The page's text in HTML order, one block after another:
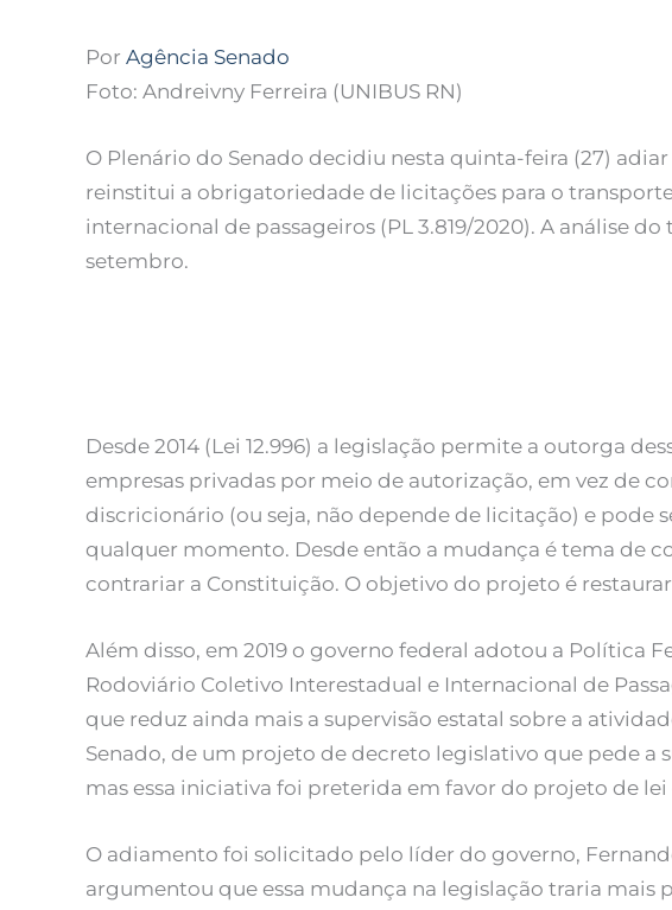
Por Agência Senado
Foto: Andreivny Ferreira (UNIBUS RN)
O Plenário do Senado decidiu nesta quinta-feira (27)
reinstitui a obrigatoriedade de licitações para o
internacional de passageiros (PL 3.819/2020). A análise
setembro.
Desde 2014 (Lei 12.996) a legislação permite a outorga
empresas privadas por meio de autorização, em vez de
discricionário (ou seja, não depende de licitação) e pode
qualquer momento. Desde então a mudança é tema de
contrariar a Constituição. O objetivo do projeto é
Além disso, em 2019 o governo federal adotou a Política
Rodoviário Coletivo Interestadual e Internacional de
que reduz ainda mais a supervisão estatal sobre a
Senado, de um projeto de decreto legislativo que pede a
mas essa iniciativa foi preterida em favor do projeto de
O adiamento foi solicitado pelo líder do governo,
argumentou que essa mudança na legislação traria mais